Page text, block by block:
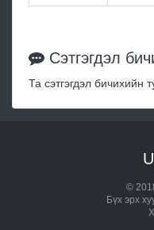
Сэтгэгдэл
Та сэтгэгдэл бичихийн
©
Бүх эрх